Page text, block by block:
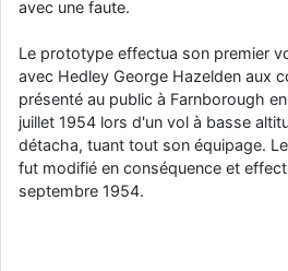
avec une faute.
Le prototype effectua son premier
avec Hedley George Hazelden aux
présenté au public à Farnborough
juillet 1954 lors d'un vol à basse
détacha, tuant tout son équipage.
fut modifié en conséquence et
septembre 1954.